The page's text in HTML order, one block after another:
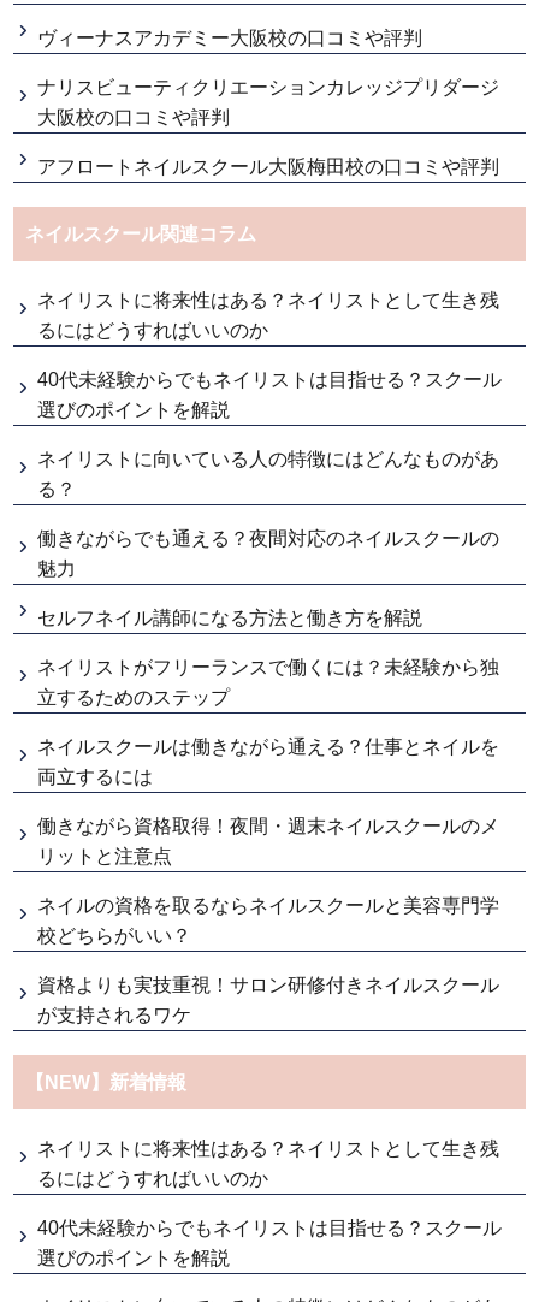
ヴィーナスアカデミー大阪校の口コミや評判
ナリスビューティクリエーションカレッジプリダージ
大阪校の口コミや評判
アフロートネイルスクール大阪梅田校の口コミや評判
ネイルスクール関連コラム
ネイリストに将来性はある？ネイリストとして生き残
るにはどうすればいいのか
40代未経験からでもネイリストは目指せる？スクール
選びのポイントを解説
ネイリストに向いている人の特徴にはどんなものがあ
る？
働きながらでも通える？夜間対応のネイルスクールの
魅力
セルフネイル講師になる方法と働き方を解説
ネイリストがフリーランスで働くには？未経験から独
立するためのステップ
ネイルスクールは働きながら通える？仕事とネイルを
両立するには
働きながら資格取得！夜間・週末ネイルスクールのメ
リットと注意点
ネイルの資格を取るならネイルスクールと美容専門学
校どちらがいい？
資格よりも実技重視！サロン研修付きネイルスクール
が支持されるワケ
【NEW】新着情報
ネイリストに将来性はある？ネイリストとして生き残
るにはどうすればいいのか
40代未経験からでもネイリストは目指せる？スクール
選びのポイントを解説